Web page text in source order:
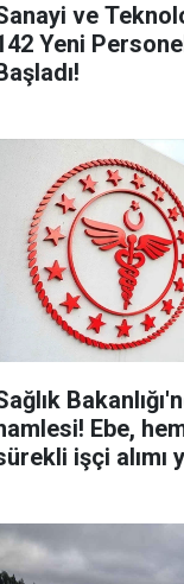
ve
Yeni
Ebe,
işçi alımı